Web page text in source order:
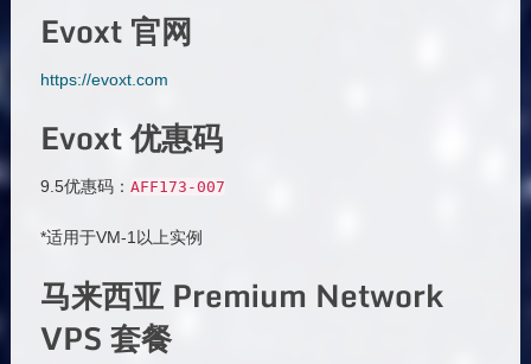
Evoxt 官网
https://evoxt.com
Evoxt 优惠码
9.5优惠码： AFF173 -007
*适用于VM-1以上实例
马来西亚 Premium Network
VPS 套餐